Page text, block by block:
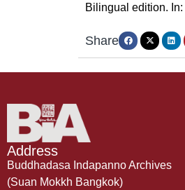
Bilingual edition. In:
Share
Address
Buddhadasa Indapanno Archives
(Suan Mokkh Bangkok)